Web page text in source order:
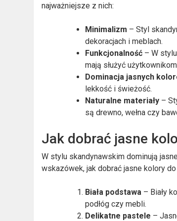
najważniejsze z nich:
Minimalizm – Styl
dekoracjach i meblach.
Funkcjonalność – W
mają służyć
Dominacja jasnych
lekkość i świeżość.
Naturalne materiały –
są drewno, wełna czy
Jak dobrać jasne
W stylu skandynawskim dominują
wskazówek, jak dobrać jasne kolory
Biała podstawa – Biały
podłóg czy mebli.
Delikatne pastele –